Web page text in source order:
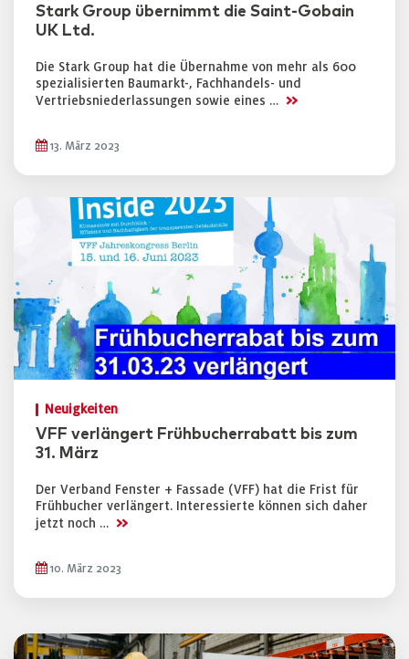
Stark Group übernimmt die Saint-Gobain
UK Ltd.
Die Stark Group hat die Übernahme von mehr als 600
spezialisierten Baumarkt-, Fachhandels- und
Vertriebsniederlassungen sowie eines … >>
13. März 2023
Neuigkeiten
VFF verlängert Frühbucherrabatt bis zum
31. März
Der Verband Fenster + Fassade (VFF) hat die Frist für
Frühbucher verlängert. Interessierte können sich daher
jetzt noch … >>
10. März 2023